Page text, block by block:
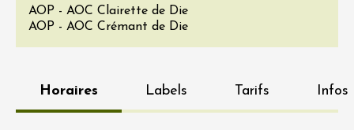
AOP - AOC Clairette de Die
AOP - AOC Crémant de Die
Horaires Labels Tarifs Infos